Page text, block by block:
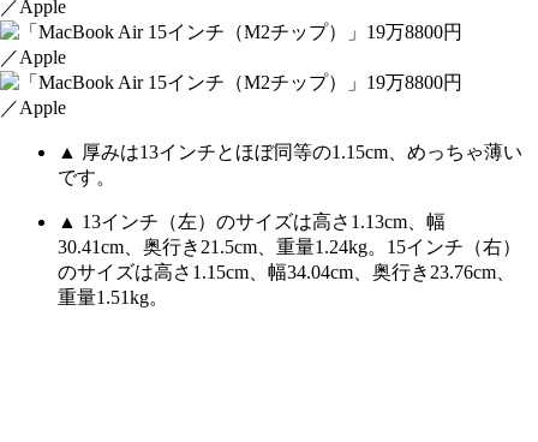
▲ 厚みは13インチとほぼ同等の1.15cm、めっちゃ薄い
です。
▲ 13インチ（左）のサイズは高さ1.13cm、幅
30.41cm、奥行き21.5cm、重量1.24kg。15インチ（右）
のサイズは高さ1.15cm、幅34.04cm、奥行き23.76cm、
重量1.51kg。